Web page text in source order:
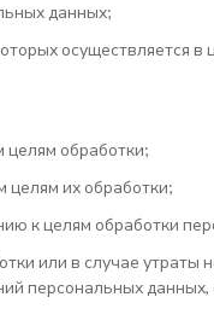
данных;
осуществляется в
обработки;
их обработки;
к целям обработки
или в случае утраты
персональных данных,